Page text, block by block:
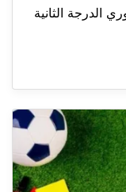
الدرجة الثانية